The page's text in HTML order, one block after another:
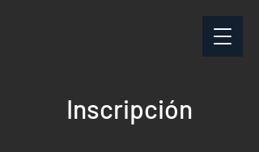
Inscripción